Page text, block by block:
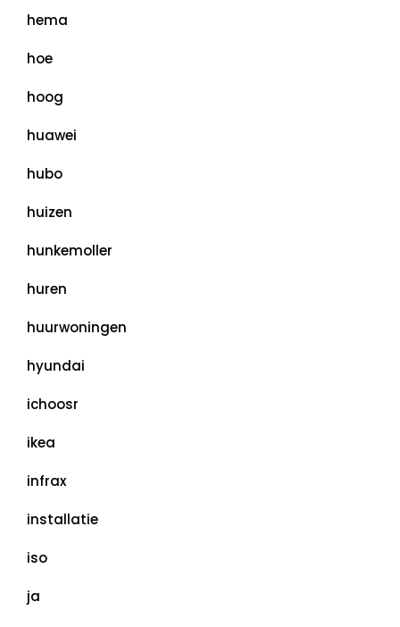
hema
hoe
hoog
huawei
hubo
huizen
hunkemoller
huren
huurwoningen
hyundai
ichoosr
ikea
infrax
installatie
iso
ja